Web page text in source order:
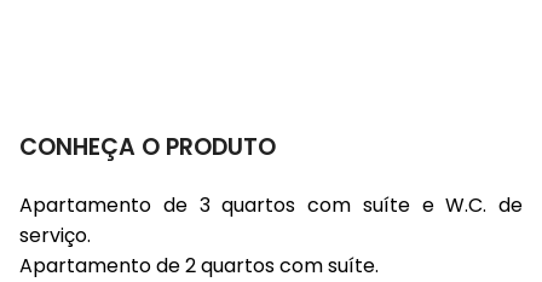
CONHEÇA O PRODUTO
Apartamento de 3 quartos com suíte e W.C. de
serviço.
Apartamento de 2 quartos com suíte.